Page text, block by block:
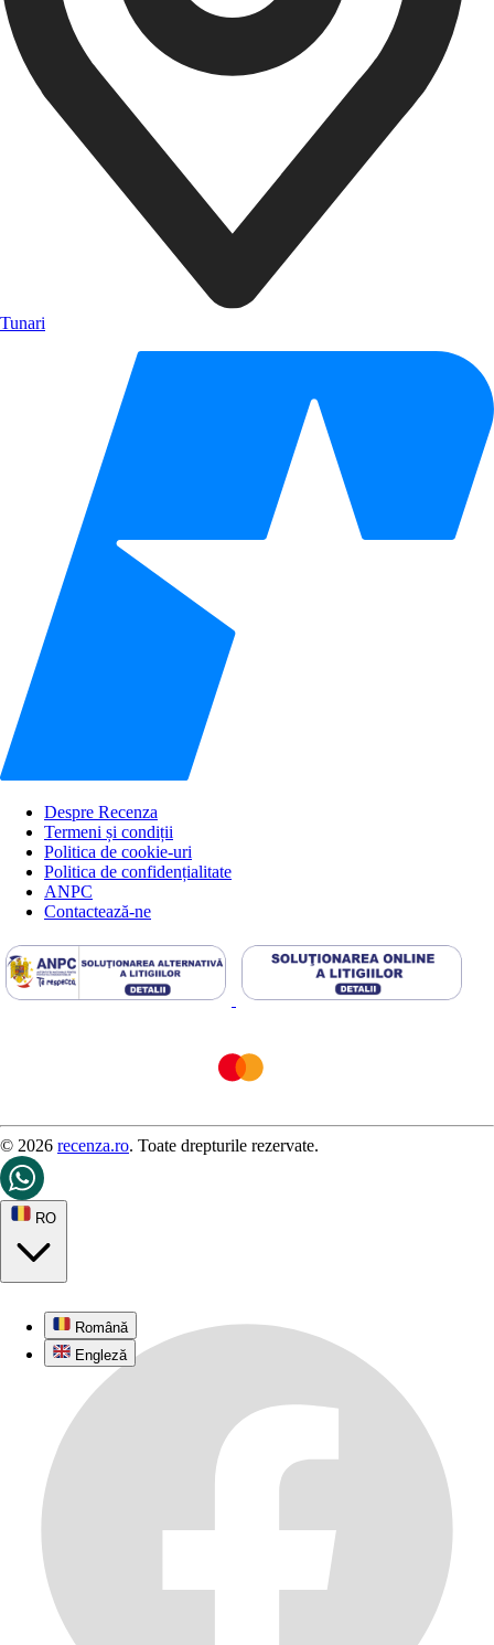
Tunari
Despre Recenza
Termeni și condiții
Politica de cookie-uri
Politica de confidențialitate
ANPC
Contactează-ne
© 2026 recenza.ro. Toate drepturile rezervate.
RO
Română
Engleză